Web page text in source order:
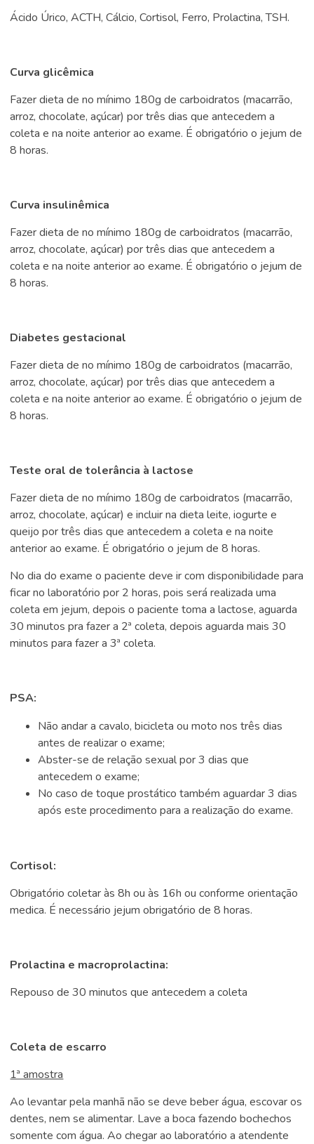
Ácido Úrico, ACTH, Cálcio, Cortisol, Ferro, Prolactina, TSH.
Curva glicêmica
Fazer dieta de no mínimo 180g de carboidratos (macarrão,
arroz, chocolate, açúcar) por três dias que antecedem a
coleta e na noite anterior ao exame. É obrigatório o jejum de
8 horas.
Curva insulinêmica
Fazer dieta de no mínimo 180g de carboidratos (macarrão,
arroz, chocolate, açúcar) por três dias que antecedem a
coleta e na noite anterior ao exame. É obrigatório o jejum de
8 horas.
Diabetes gestacional
Fazer dieta de no mínimo 180g de carboidratos (macarrão,
arroz, chocolate, açúcar) por três dias que antecedem a
coleta e na noite anterior ao exame. É obrigatório o jejum de
8 horas.
Teste oral de tolerância à lactose
Fazer dieta de no mínimo 180g de carboidratos (macarrão,
arroz, chocolate, açúcar) e incluir na dieta leite, iogurte e
queijo por três dias que antecedem a coleta e na noite
anterior ao exame. É obrigatório o jejum de 8 horas.
No dia do exame o paciente deve ir com disponibilidade para
ficar no laboratório por 2 horas, pois será realizada uma
coleta em jejum, depois o paciente toma a lactose, aguarda
30 minutos pra fazer a 2ª coleta, depois aguarda mais 30
minutos para fazer a 3ª coleta.
PSA:
Não andar a cavalo, bicicleta ou moto nos três dias
antes de realizar o exame;
Abster-se de relação sexual por 3 dias que
antecedem o exame;
No caso de toque prostático também aguardar 3 dias
após este procedimento para a realização do exame.
Cortisol:
Obrigatório coletar às 8h ou às 16h ou conforme orientação
medica. É necessário jejum obrigatório de 8 horas.
Prolactina e macroprolactina:
Repouso de 30 minutos que antecedem a coleta
Coleta de escarro
1ª amostra
Ao levantar pela manhã não se deve beber água, escovar os
dentes, nem se alimentar. Lave a boca fazendo bochechos
somente com água. Ao chegar ao laboratório a atendente